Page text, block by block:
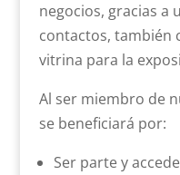
negocios, gracias a
contactos, también
vitrina para la
Al ser miembro de
se beneficiará por:
Ser parte y